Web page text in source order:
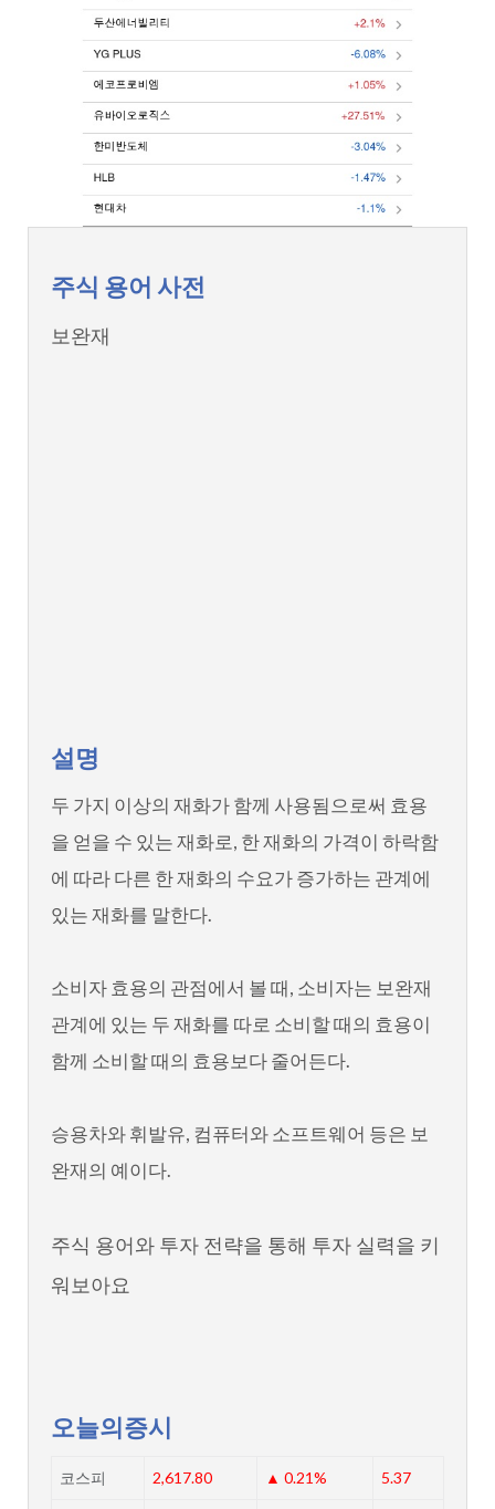
주식 용어 사전
보완재
설명
두 가지 이상의 재화가 함께 사용됨으로써 효용
을 얻을 수 있는 재화로, 한 재화의 가격이 하락함
에 따라 다른 한 재화의 수요가 증가하는 관계에
있는 재화를 말한다.
소비자 효용의 관점에서 볼 때, 소비자는 보완재
관계에 있는 두 재화를 따로 소비할 때의 효용이
함께 소비할 때의 효용보다 줄어든다.
승용차와 휘발유, 컴퓨터와 소프트웨어 등은 보
완재의 예이다.
주식 용어와 투자 전략을 통해 투자 실력을 키
워보아요
오늘의증시
코스피 2,617.80 ▲ 0.21% 5.37